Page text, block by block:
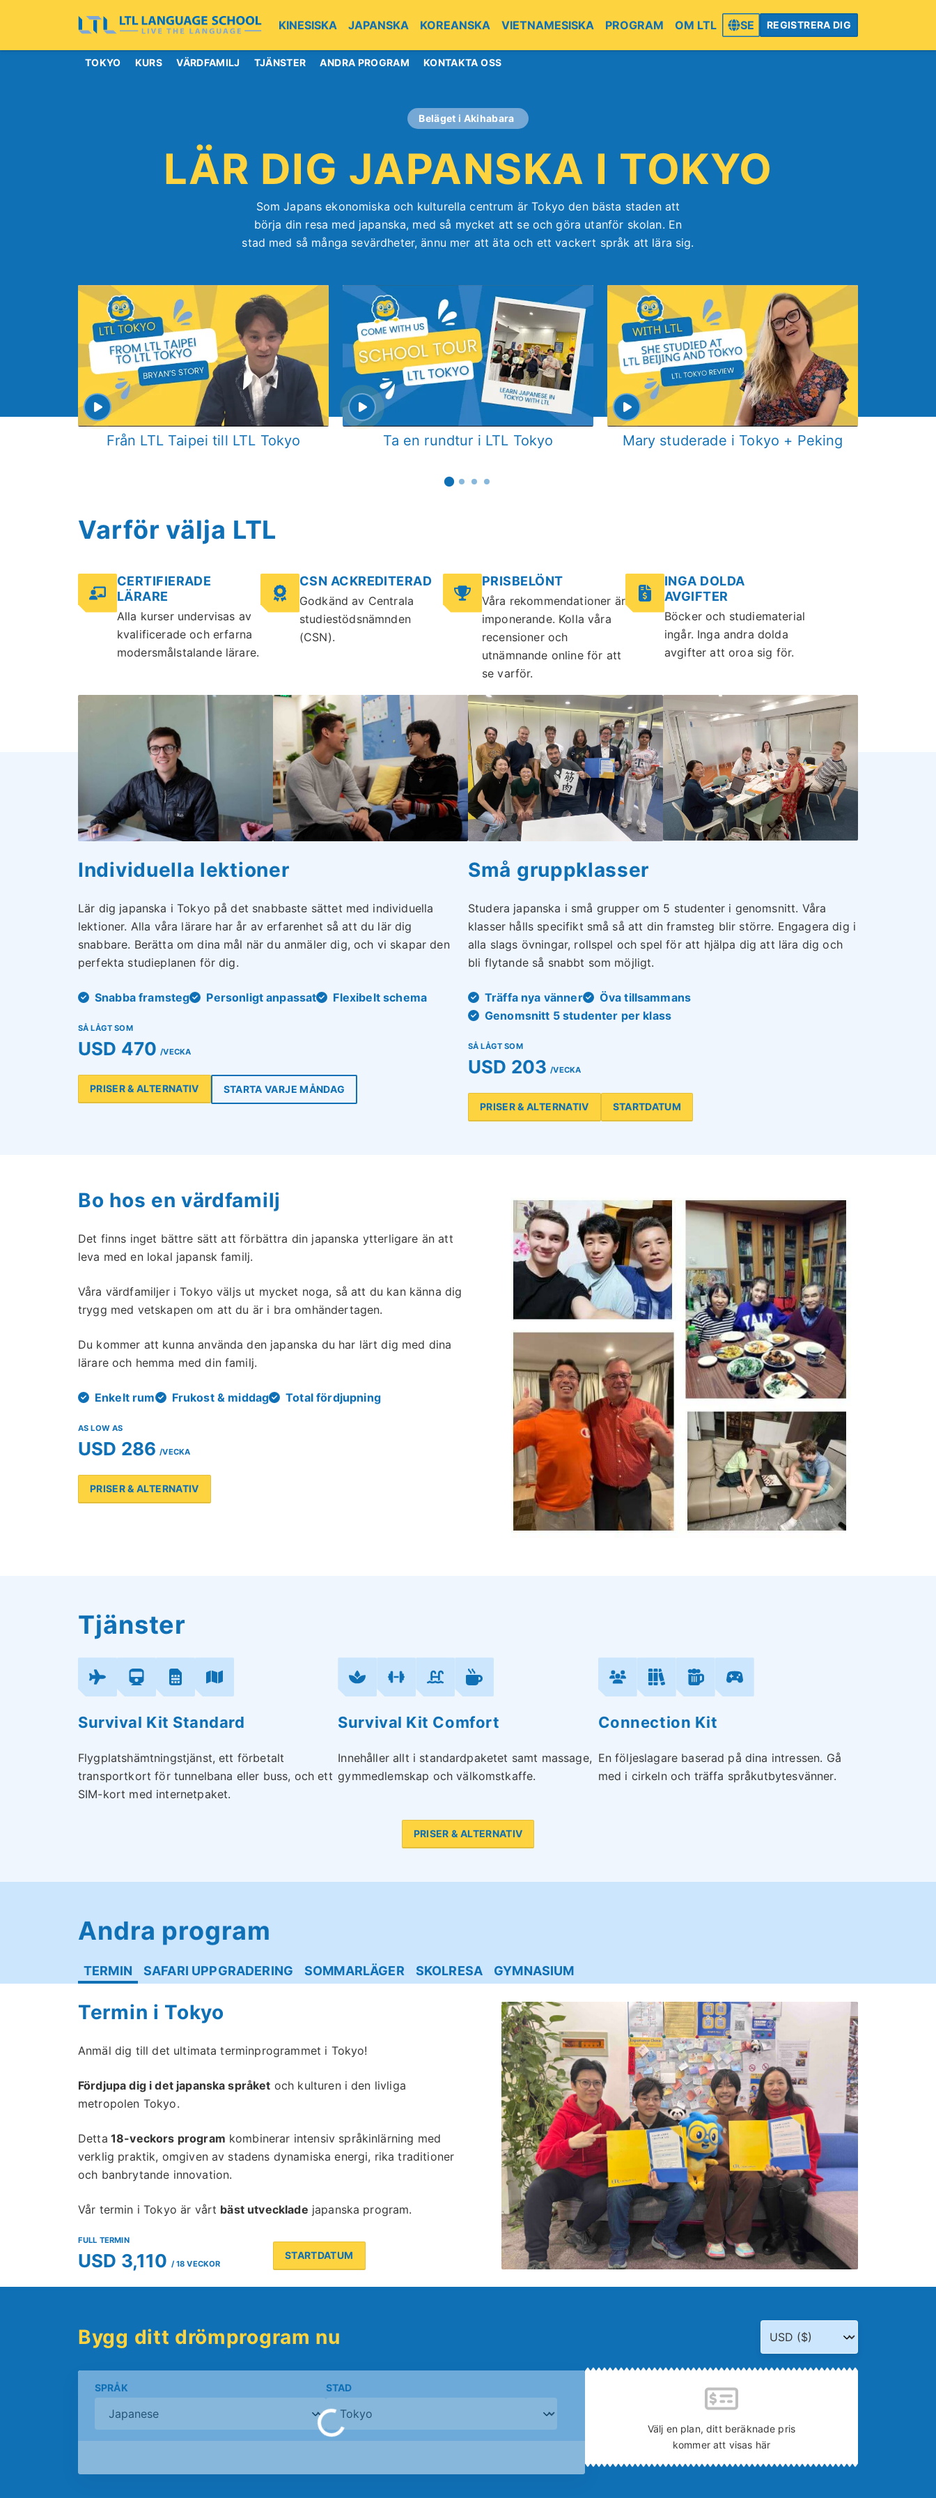
KINESISKA JAPANSKA KOREANSKA VIETNAMESISKA PROGRAM OM LTL SE REGISTRERA DIG
TOKYO KURS VÄRDFAMILJ TJÄNSTER ANDRA PROGRAM KONTAKTA OSS
Beläget i Akihabara
LÄR DIG JAPANSKA I TOKYO
Som Japans ekonomiska och kulturella centrum är Tokyo den bästa staden att
börja din resa med japanska, med så mycket att se och göra utanför skolan. En
stad med så många sevärdheter, ännu mer att äta och ett vackert språk att lära sig.
Från LTL Taipei till LTL Tokyo Ta en rundtur i LTL Tokyo Mary studerade i Tokyo + Peking
Varför välja LTL
CERTIFIERADE
LÄRARE
Alla kurser undervisas av
kvalificerade och erfarna
modersmålstalande lärare.
CSN ACKREDITERAD
Godkänd av Centrala
studiestödsnämnden
(CSN).
PRISBELÖNT
Våra rekommendationer är
imponerande. Kolla våra
recensioner och
utnämnande online för att
se varför.
INGA DOLDA
AVGIFTER
Böcker och studiematerial
ingår. Inga andra dolda
avgifter att oroa sig för.
Individuella lektioner
Lär dig japanska i Tokyo på det snabbaste sättet med individuella
lektioner. Alla våra lärare har år av erfarenhet så att du lär dig
snabbare. Berätta om dina mål när du anmäler dig, och vi skapar den
perfekta studieplanen för dig.
Snabba framsteg Personligt anpassat Flexibelt schema
SÅ LÅGT SOM
USD 470 /VECKA
PRISER & ALTERNATIV STARTA VARJE MÅNDAG
Små gruppklasser
Studera japanska i små grupper om 5 studenter i genomsnitt. Våra
klasser hålls specifikt små så att din framsteg blir större. Engagera dig i
alla slags övningar, rollspel och spel för att hjälpa dig att lära dig och
bli flytande så snabbt som möjligt.
Träffa nya vänner
Öva tillsammans
Genomsnitt 5 studenter per klass
SÅ LÅGT SOM
USD 203 /VECKA
PRISER & ALTERNATIV STARTDATUM
Bo hos en värdfamilj
Det finns inget bättre sätt att förbättra din japanska ytterligare än att
leva med en lokal japansk familj.
Våra värdfamiljer i Tokyo väljs ut mycket noga, så att du kan känna dig
trygg med vetskapen om att du är i bra omhändertagen.
Du kommer att kunna använda den japanska du har lärt dig med dina
lärare och hemma med din familj.
Enkelt rum Frukost & middag Total fördjupning
AS LOW AS
USD 286 /VECKA
PRISER & ALTERNATIV
Tjänster
Survival Kit Standard
Flygplatshämtningstjänst, ett förbetalt
transportkort för tunnelbana eller buss, och ett
SIM-kort med internetpaket.
Survival Kit Comfort
Innehåller allt i standardpaketet samt massage,
gymmedlemskap och välkomstkaffe.
Connection Kit
En följeslagare baserad på dina intressen. Gå
med i cirkeln och träffa språkutbytesvänner.
PRISER & ALTERNATIV
Andra program
TERMIN SAFARI UPPGRADERING SOMMARLÄGER SKOLRESA GYMNASIUM
Termin i Tokyo
Anmäl dig till det ultimata terminprogrammet i Tokyo!
Fördjupa dig i det japanska språket och kulturen i den livliga
metropolen Tokyo.
Detta 18-veckors program kombinerar intensiv språkinlärning med
verklig praktik, omgiven av stadens dynamiska energi, rika traditioner
och banbrytande innovation.
Vår termin i Tokyo är vårt bäst utvecklade japanska program.
FULL TERMIN
USD 3,110 / 18 VECKOR
STARTDATUM
Bygg ditt drömprogram nu
SPRÅK STAD
Välj en plan, ditt beräknade pris
kommer att visas här